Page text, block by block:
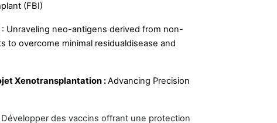
(FBI)
: Unraveling neo-antigens derived from non-
to overcome minimal residualdisease and
Xenotransplantation :Advancing Precision
des vaccins offrant une protection